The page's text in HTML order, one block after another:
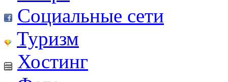
Социальные сети
Туризм
Хостинг